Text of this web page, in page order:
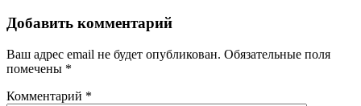
Добавить комментарий
Ваш адрес email не будет опубликован. Обязательные поля
помечены *
Комментарий *